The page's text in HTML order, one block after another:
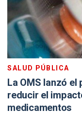
SALUD PÚBLICA
La OMS lanzó
reducir el
medicamentos